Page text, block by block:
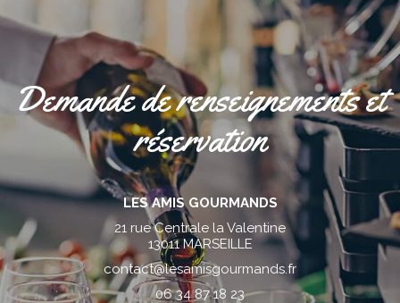
Demande de renseignements et
réservation
LES AMIS GOURMANDS
21 rue Centrale la Valentine
13011 MARSEILLE
contact@lesamisgourmands.fr
06 34 87 18 23